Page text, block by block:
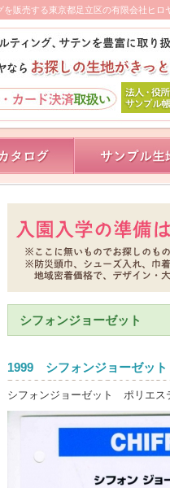
販売する東京都足立区の有限会社ヒ
シフォンジョーゼット
1999 シフォンジョーゼット
シフォンジョーゼット ポリエ